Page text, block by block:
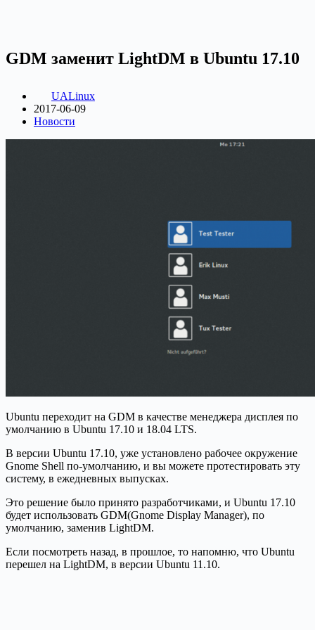
GDM заменит LightDM в Ubuntu 17.10
UALinux
2017-06-09
Новости
Ubuntu переходит на GDM в качестве менеджера дисплея по
умолчанию в Ubuntu 17.10 и 18.04 LTS.
В версии Ubuntu 17.10, уже установлено рабочее окружение
Gnome Shell по-умолчанию, и вы можете протестировать эту
систему, в ежедневных выпусках.
Это решение было принято разработчиками, и Ubuntu 17.10
будет использовать GDM(Gnome Display Manager), по
умолчанию, заменив LightDM.
Если посмотреть назад, в прошлое, то напомню, что Ubuntu
перешел на LightDM, в версии Ubuntu 11.10.